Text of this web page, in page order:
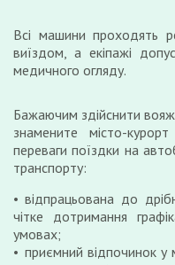
Всі машини проходять
виїздом, а екіпажі
медичного огляду.
Бажаючим здійснити
знамените місто-
переваги поїздки на
транспорту:
відпрацьована до
чітке дотримання
умовах;
приємний відпочинок у